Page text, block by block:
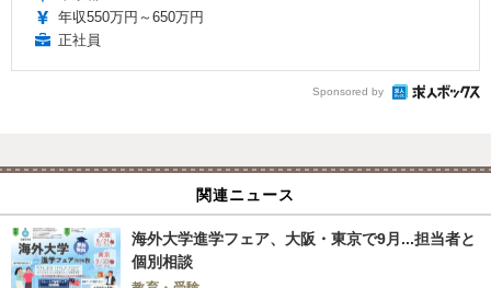
年収550万円～650万円
正社員
Sponsored by
関連ニュース
海外大学進学フェア、大阪・東京で9月...担当者と
個別相談